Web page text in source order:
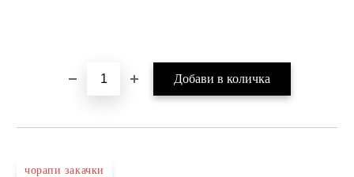
чорапи закачки